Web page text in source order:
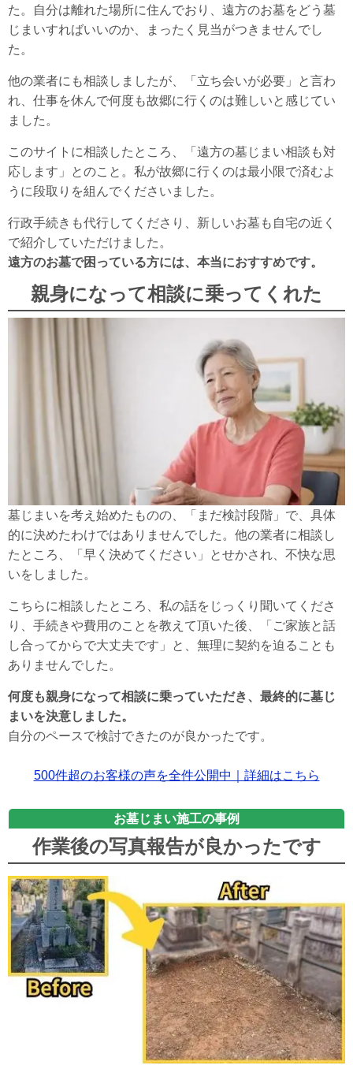
た。自分は離れた場所に住んでおり、遠方のお墓をどう墓
じまいすればいいのか、まったく見当がつきませんでし
た。
他の業者にも相談しましたが、「立ち会いが必要」と言わ
れ、仕事を休んで何度も故郷に行くのは難しいと感じてい
ました。
このサイトに相談したところ、「遠方の墓じまい相談も対
応します」とのこと。私が故郷に行くのは最小限で済むよ
うに段取りを組んでくださいました。
行政手続きも代行してくださり、新しいお墓も自宅の近く
で紹介していただけました。
遠方のお墓で困っている方には、本当におすすめです。
親身になって相談に乗ってくれた
墓じまいを考え始めたものの、「まだ検討段階」で、具体
的に決めたわけではありませんでした。他の業者に相談し
たところ、「早く決めてください」とせかされ、不快な思
いをしました。
こちらに相談したところ、私の話をじっくり聞いてくださ
り、手続きや費用のことを教えて頂いた後、「ご家族と話
し合ってからで大丈夫です」と、無理に契約を迫ることも
ありませんでした。
何度も親身になって相談に乗っていただき、最終的に墓じ
まいを決意しました。
自分のペースで検討できたのが良かったです。
500件超のお客様の声を全件公開中｜詳細はこちら
お墓じまい施工の事例
作業後の写真報告が良かったです